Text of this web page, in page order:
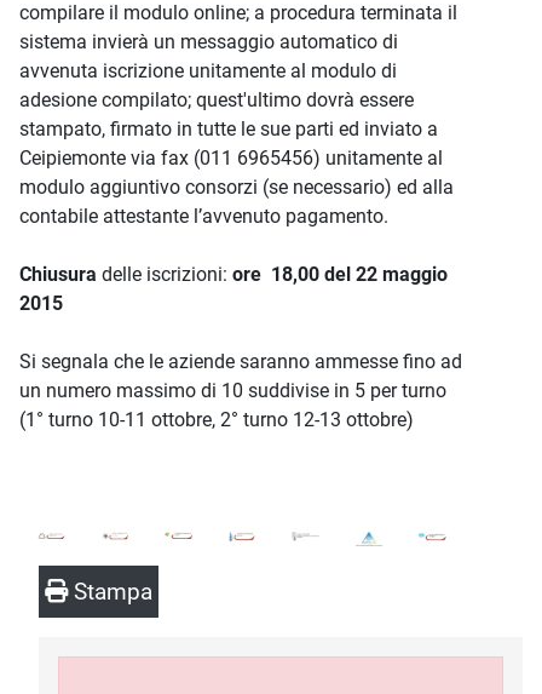
compilare il modulo online; a procedura terminata il
sistema invierà un messaggio automatico di
avvenuta iscrizione unitamente al modulo di
adesione compilato; quest'ultimo dovrà essere
stampato, firmato in tutte le sue parti ed inviato a
Ceipiemonte via fax (011 6965456) unitamente al
modulo aggiuntivo consorzi (se necessario) ed alla
contabile attestante l’avvenuto pagamento.
Chiusura delle iscrizioni: ore 18,00 del 22 maggio
2015
Si segnala che le aziende saranno ammesse fino ad
un numero massimo di 10 suddivise in 5 per turno
(1° turno 10-11 ottobre, 2° turno 12-13 ottobre)
Stampa